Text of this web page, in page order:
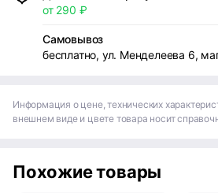
от 290 ₽
Самовывоз
бесплатно, ул. Менделеева 6,
Информация о цене, технических
внешнем виде и цвете товара носит
Похожие товары